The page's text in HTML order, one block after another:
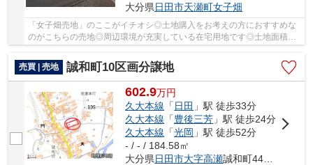
大分県日田市天瀬町女子畑
「女子畑売地」のここがイチオシ◎土地購入をお考えの方におすすめな
のがこちらの売地◎周辺環境が充実している在宅用地です◎土地面積は
売買 | 売地
誠和町10区画分譲地
602.9万円
久大本線 「 日田 」駅 徒歩33分
久大本線 「豊後三芳 」駅 徒歩24分
久大本線 「光岡 」駅 徒歩52分
- / - / 184.58㎡
大分県日田市大字高瀬誠和町441-14